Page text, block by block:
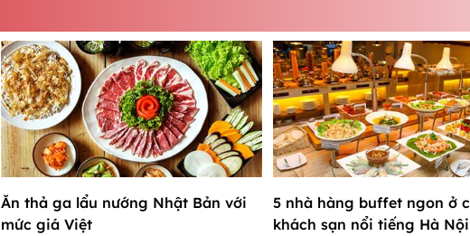
Ăn thả ga lẩu nướng Nhật Bản với
mức giá Việt
5 nhà hàng buffet ngon ở
khách sạn nổi tiếng Hà Nội